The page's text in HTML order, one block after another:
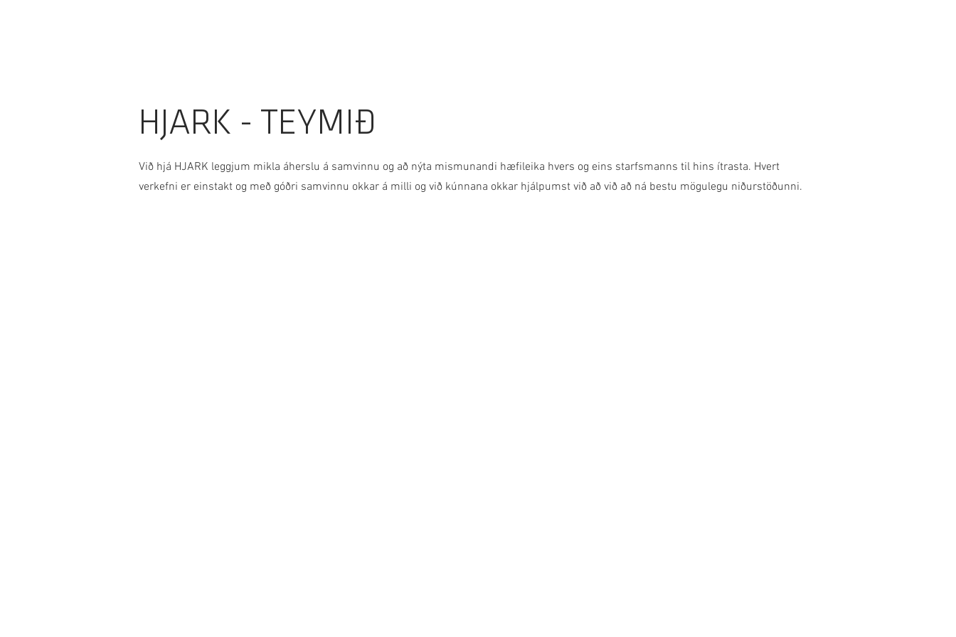
HJARK - TEYMIÐ
Við hjá HJARK leggjum mikla áherslu á samvinnu og að nýta mismunandi hæfileika hvers og eins starfsmanns til hins ítrasta. Hvert
verkefni er einstakt og með góðri samvinnu okkar á milli og við kúnnana okkar hjálpumst við að við að ná bestu mögulegu niðurstöðunni.